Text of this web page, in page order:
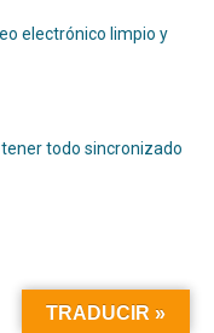
electrónico limpio y
todo sincronizado
TRADUCIR »